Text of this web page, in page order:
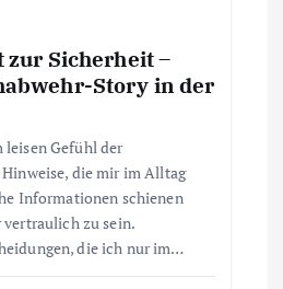
zur Sicherheit –
Story in der
leisen Gefühl der
die mir im Alltag
Informationen schienen
zu sein.
die ich nur im…